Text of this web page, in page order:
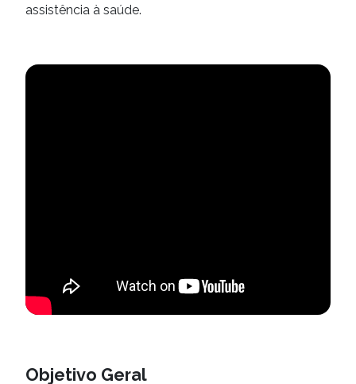
assistência à saúde.
Objetivo Geral